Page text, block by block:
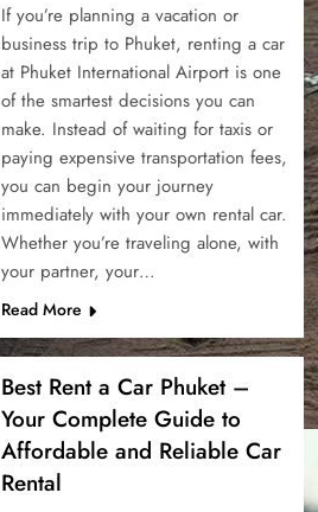
If you’re planning a vacation or
business trip to Phuket, renting a car
at Phuket International Airport is one
of the smartest decisions you can
make. Instead of waiting for taxis or
paying expensive transportation fees,
you can begin your journey
immediately with your own rental car.
Whether you’re traveling alone, with
your partner, your…
Read More
Best Rent a Car Phuket –
Your Complete Guide to
Affordable and Reliable Car
Rental